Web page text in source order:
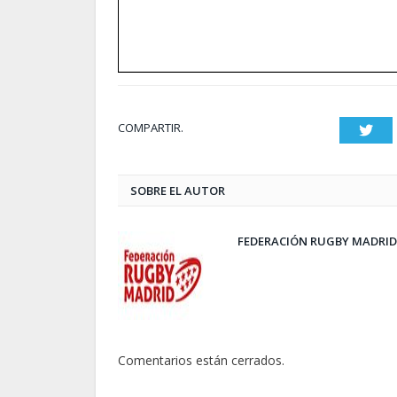
COMPARTIR.
SOBRE EL AUTOR
FEDERACIÓN RUGBY MADRID
Comentarios están cerrados.